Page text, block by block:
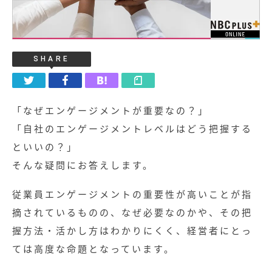
SHARE
「なぜエンゲージメントが重要なの？」
「自社のエンゲージメントレベルはどう把握する
といいの？」
そんな疑問にお答えします。
従業員エンゲージメントの重要性が高いことが指
摘されているものの、なぜ必要なのかや、その把
握方法・活かし方はわかりにくく、経営者にとっ
ては高度な命題となっています。